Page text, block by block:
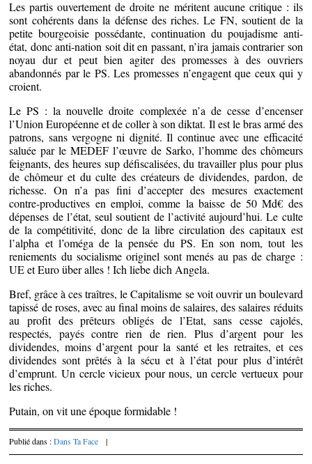
Les partis ouvertement de droite ne méritent aucune critique : ils
sont cohérents dans la défense des riches. Le FN, soutient de la
petite bourgeoisie possédante, continuation du poujadisme anti-
état, donc anti-nation soit dit en passant, n’ira jamais contrarier son
noyau dur et peut bien agiter des promesses à des ouvriers
abandonnés par le PS. Les promesses n’engagent que ceux qui y
croient.
Le PS : la nouvelle droite complexée n’a de cesse d’encenser
l’Union Européenne et de coller à son diktat. Il est le bras armé des
patrons, sans vergogne ni dignité. Il continue avec une efficacité
saluée par le MEDEF l’œuvre de Sarko, l’homme des chômeurs
feignants, des heures sup défiscalisées, du travailler plus pour plus
de chômeur et du culte des créateurs de dividendes, pardon, de
richesse. On n’a pas fini d’accepter des mesures exactement
contre-productives en emploi, comme la baisse de 50 Md€ des
dépenses de l’état, seul soutient de l’activité aujourd’hui. Le culte
de la compétitivité, donc de la libre circulation des capitaux est
l’alpha et l’oméga de la pensée du PS. En son nom, tout les
reniements du socialisme originel sont menés au pas de charge :
UE et Euro über alles ! Ich liebe dich Angela.
Bref, grâce à ces traîtres, le Capitalisme se voit ouvrir un boulevard
tapissé de roses, avec au final moins de salaires, des salaires réduits
au profit des prêteurs obligés de l’Etat, sans cesse cajolés,
respectés, payés contre rien de rien. Plus d’argent pour les
dividendes, moins d’argent pour la santé et les retraites, et ces
dividendes sont prêtés à la sécu et à l’état pour plus d’intérêt
d’emprunt. Un cercle vicieux pour nous, un cercle vertueux pour
les riches.
Putain, on vit une époque formidable !
Publié dans :Dans Ta Face |